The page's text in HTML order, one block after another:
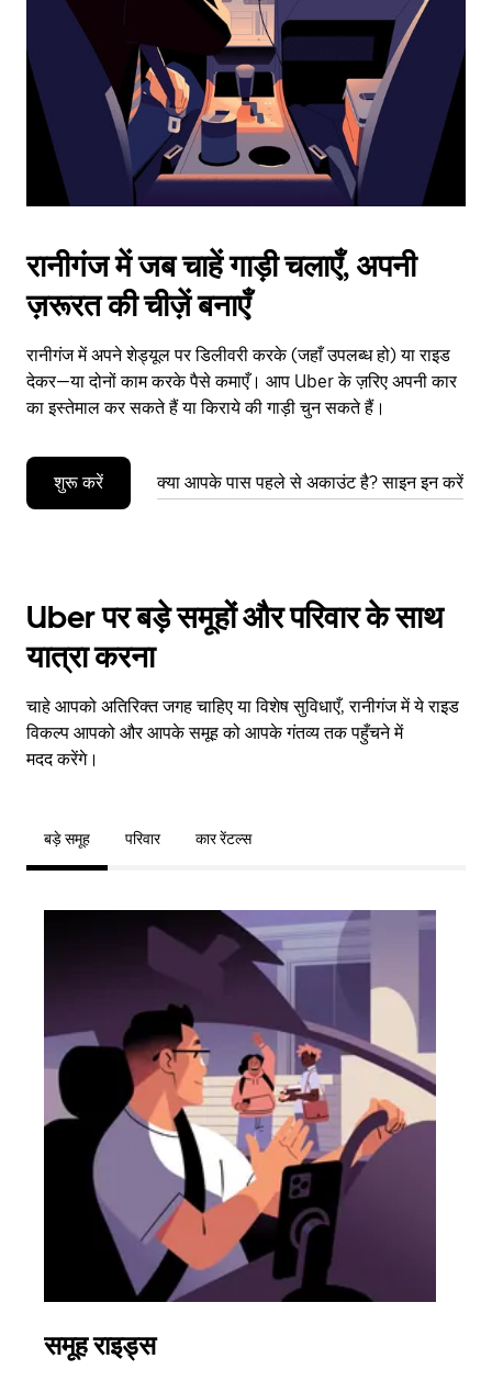
the
calendar.
रानीगंज में जब चाहें गाड़ी चलाएँ, अपनी
ज़रूरत की चीज़ें बनाएँ
रानीगंज में अपने शेड्यूल पर डिलीवरी करके (जहाँ उपलब्ध हो) या राइड
देकर—या दोनों काम करके पैसे कमाएँ। आप Uber के ज़रिए अपनी कार
का इस्तेमाल कर सकते हैं या किराये की गाड़ी चुन सकते हैं।
शुरू करें क्या आपके पास पहले से अकाउंट है? साइन इन करें
Uber पर बड़े समूहों और परिवार के साथ
यात्रा करना
चाहे आपको अतिरिक्त जगह चाहिए या विशेष सुविधाएँ, रानीगंज में ये राइड
विकल्प आपको और आपके समूह को आपके गंतव्य तक पहुँचने में
मदद करेंगे।
बड़े समूह परिवार कार रेंटल्स
समूह राइड्स